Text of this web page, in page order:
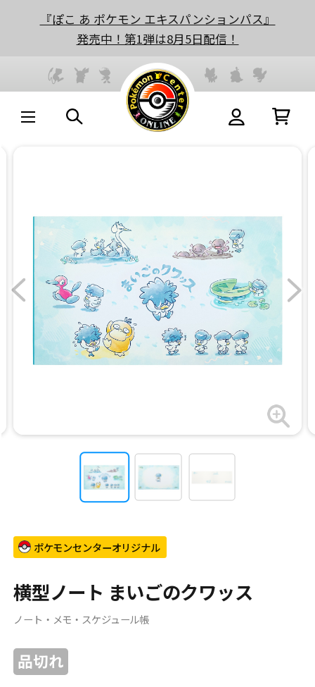
『ぽこ あ ポケモン エキスパンションパス』
発売中！第1弾は8月5日配信！
ポケモンセンターオリジナル
横型ノート まいごのクワッス
ノート・メモ・スケジュール帳
品切れ